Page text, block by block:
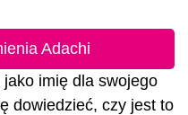
Adachi
imię dla swojego
dowiedzieć, czy jest to